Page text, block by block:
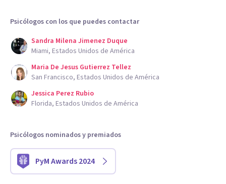
Psicólogos con los que puedes contactar
Sandra Milena Jimenez Duque
Miami, Estados Unidos de América
Maria De Jesus Gutierrez Tellez
San Francisco, Estados Unidos de América
Jessica Perez Rubio
Florida, Estados Unidos de América
Psicólogos nominados y premiados
PyM Awards 2024